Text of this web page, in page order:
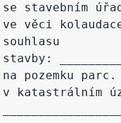
se stavebním
ve věci
souhlasu
stavby:
na pozemku parc.
v katastrálním